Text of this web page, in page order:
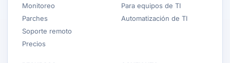
Monitoreo
Parches
Soporte remoto
Precios
Para equipos de TI
Automatización de TI